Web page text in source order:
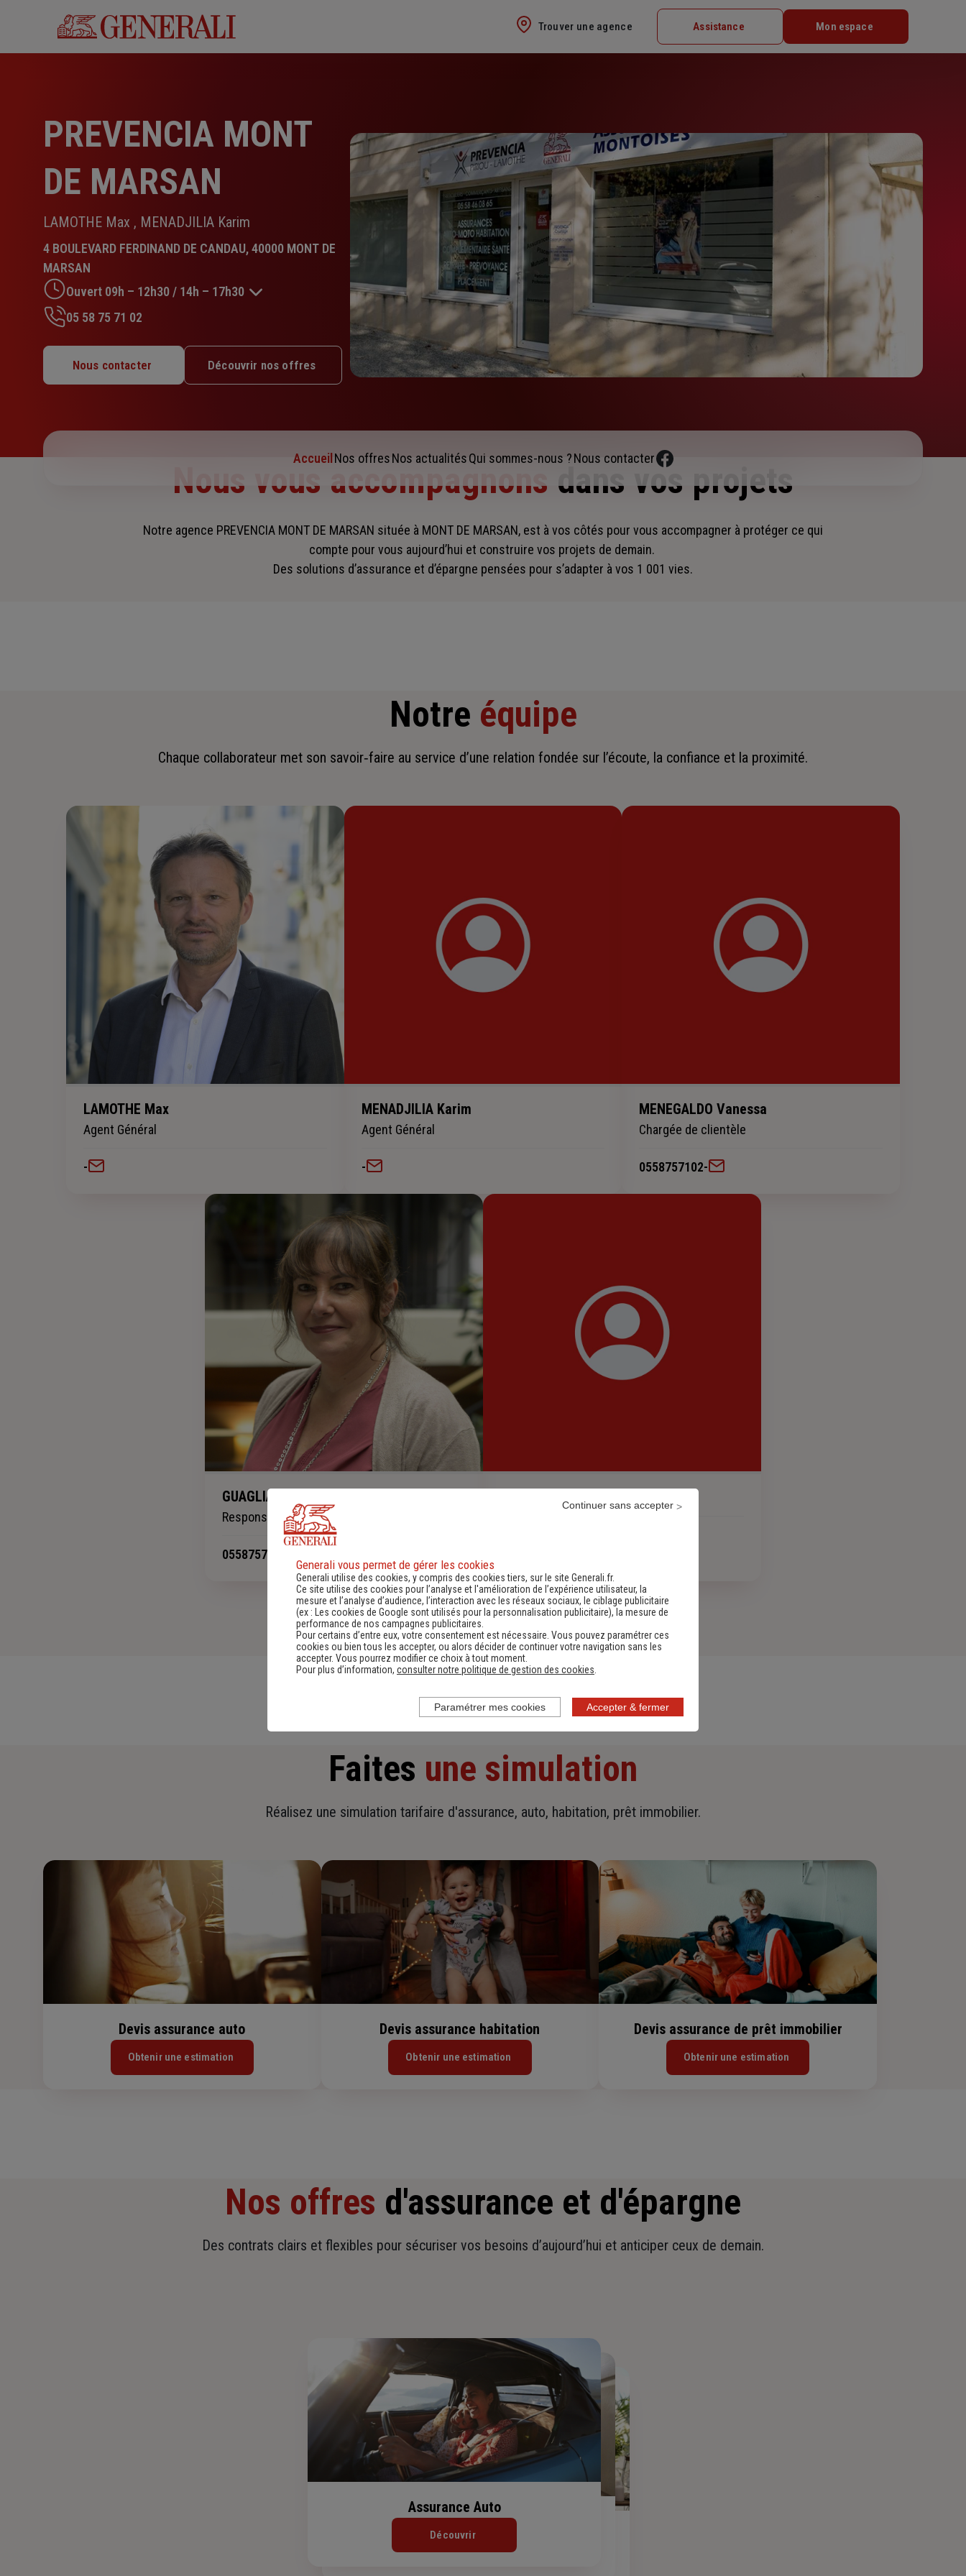
Trouver une agence Assistance Mon espace
PREVENCIA MONT
DE MARSAN
LAMOTHE Max , MENADJILIA Karim
4 BOULEVARD FERDINAND DE CANDAU, 40000 MONT DE
MARSAN
Ouvert 09h – 12h30 / 14h – 17h30
Mardi : 09h – 12h30 / 14h – 17h30
Mercredi : 09h – 12h30 / 14h – 17h30
Jeudi : 09h – 12h30 / 14h – 17h30
05 58 75 71 02
Nous contacter Découvrir nos offres
Accueil Nos offresNos actualitésQui sommes-nous ?Nous contacter
Nous vous accompagnons dans vos projets
Notre agence PREVENCIA MONT DE MARSAN située à MONT DE MARSAN, est à vos côtés pour vous accompagner à protéger ce qui
compte pour vous aujourd’hui et construire vos projets de demain.
Des solutions d’assurance et d’épargne pensées pour s’adapter à vos 1 001 vies.
Notre équipe
Chaque collaborateur met son savoir‑faire au service d’une relation fondée sur l’écoute, la confiance et la proximité.
LAMOTHE Max
Agent Général
-
MENADJILIA Karim
Agent Général
-
MENEGALDO Vanessa
Chargée de clientèle
0558757102-
GUAGLIARDI Nathalie
Responsable Commerciale
0558757102
En savoir plus sur l'agence
Faites une simulation
Réalisez une simulation tarifaire d'assurance, auto, habitation, prêt immobilier.
Devis assurance auto
Obtenir une estimation
Devis assurance habitation
Obtenir une estimation
Devis assurance de prêt immobilier
Obtenir une estimation
Nos offres d'assurance et d'épargne
Des contrats clairs et flexibles pour sécuriser vos besoins d’aujourd’hui et anticiper ceux de demain.
Assurance de prêt immobilier
Assurance Habitation
Assurance Auto
Découvrir
Generali vous permet de gérer les cookies
Generali utilise des cookies, y compris des cookies tiers, sur le site Generali.fr.
Ce site utilise des cookies pour l’analyse et l'amélioration de l’expérience utilisateur, la
mesure et l’analyse d’audience, l’interaction avec les réseaux sociaux, le ciblage publicitaire
(ex :
Les cookies de Google sont utilisés pour la personnalisation publicitaire), la mesure de
performance de nos campagnes publicitaires.
Pour certains d’entre eux, votre consentement est nécessaire. Vous pouvez paramétrer ces
cookies ou bien tous les accepter, ou alors décider de continuer votre navigation sans les
accepter. Vous pourrez modifier ce choix à tout moment.
Pour plus d’information, consulter notre politique de gestion des cookies
Accepter & fermer
Continuer sans accepter
Paramétrer mes cookies